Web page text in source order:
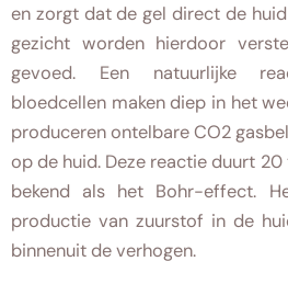
en zorgt dat de gel direct de
gezicht worden hierdoor
gevoed. Een natuurlijke
bloedcellen maken diep in het
produceren ontelbare CO2
op de huid. Deze reactie duurt
bekend als het Bohr-effect.
productie van zuurstof in de
binnenuit de verhogen.